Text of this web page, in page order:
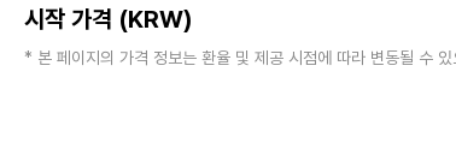
시작 가격 (KRW)
* 본 페이지의 가격 정보는 환율 및 제공 시점에 따라 변동될 수